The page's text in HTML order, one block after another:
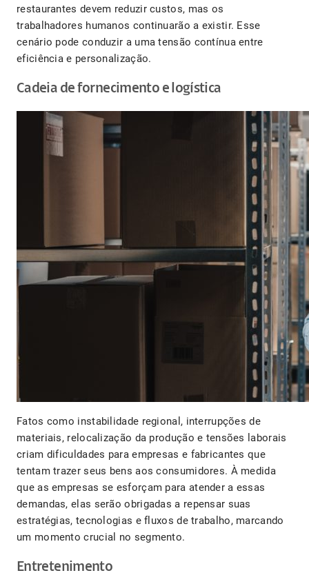
restaurantes devem reduzir custos, mas os
trabalhadores humanos continuarão a existir. Esse
cenário pode conduzir a uma tensão contínua entre
eficiência e personalização.
Cadeia de fornecimento e logística
Fatos como instabilidade regional, interrupções de
materiais, relocalização da produção e tensões laborais
criam dificuldades para empresas e fabricantes que
tentam trazer seus bens aos consumidores. À medida
que as empresas se esforçam para atender a essas
demandas, elas serão obrigadas a repensar suas
estratégias, tecnologias e fluxos de trabalho, marcando
um momento crucial no segmento.
Entretenimento